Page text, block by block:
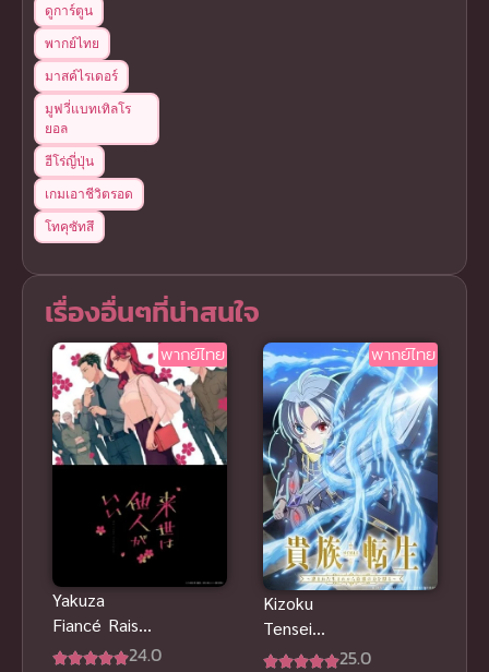
ดูการ์ตูน
พากย์ไทย
มาสค์ไรเดอร์
มูฟวี่แบทเทิลโร
ยอล
ฮีโร่ญี่ปุ่น
เกมเอาชีวิตรอด
โทคุซัทสึ
เรื่องอื่นๆที่น่าสนใจ
พากย์ไทย
Yakuza
Fiancé Raise
wa Tanin ga24.0
พากย์ไทย
Kizoku
Tensei
Megumareta25.0